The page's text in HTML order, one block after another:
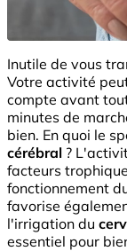
Inutile de vous
Votre activité
compte avant
minutes de
bien. En quoi le
cérébral ?
facteurs
fonctionnement
favorise
l'irrigation du
essentiel pour